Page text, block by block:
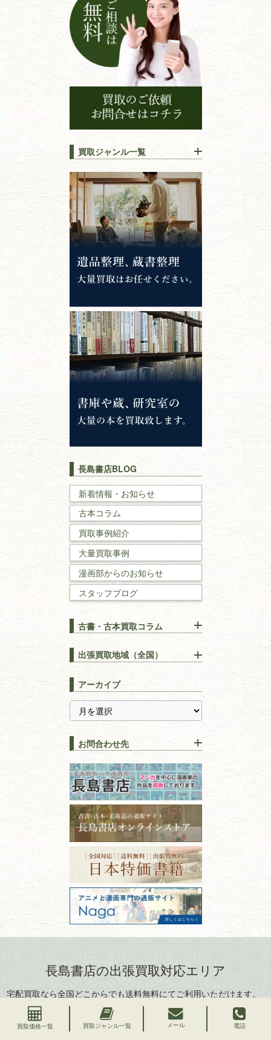
買取価格一覧 買取ジャンル一覧 メール 電話
買取ジャンル一覧
江戸時代の書物
唐本・漢籍・
中国書物・朝鮮本
錦絵・浮世絵・版画・刷り物
専門書・ 学術書
哲学書・思想書
心理学・倫理学
仏教書
神道・神社仏閣
イスラム教
キリスト教
世界史・
戦記・戦史
国文学・
理工書
数学書・物理学書
建築書
漢方・鍼灸・東洋医学
易学・占い
スピリチュアル・
全集・
趣味・教養
書道
拓本・法帖・碑帖
篆刻・印譜
書道具
美術書・アート本・
デザイン本
カメラ・撮影術
版画・リトグラフ・
刀剣・鎧・甲冑
武道書・武術書
近代文学・ 小説・限定本
長島書店BLOG
新着情報・お知らせ
古本コラム
買取事例紹介
大量買取事例
漫画部からのお知らせ
スタッフブログ
古書・古本買取コラム
【出張買取】古本の大量買取
りOK！効率的に売る方法
宅配買取は古本を送るだけ！
長島書店の便利な買取サービ
ス
【持ち込み買取】店頭で簡単
に古本を売るメリットとは？
上手な売り方のコツを解説
因！適切な管理で長持ちさせ
るコツ
古本は汚れていると買取でき
ない？適切な保管方法とクリ
ーニング！
ISBNコードとは？書籍の識別
番号の意味と役割を解説
価値ある古書を売るポイント
と注意点
出張買取地域（全国）
千葉県
神奈川県
静岡県
山梨県
新潟県
長野県
愛知県
石川県
福井県
福島県
富山県
青森県
岩手県
宮城県
秋田県
山形県
岐阜県
三重県
滋賀県
京都府
大阪府
兵庫県
奈良県
島根県
岡山県
徳島県
香川県
愛媛県
高知県
アーカイブ
お問合わせ先
古本買取専門店 長島書店
フリーダイヤル：0120-414-548
電話：03-3512-8115
FAX：03-3512-8116
古物商許可：東京都公安委員会 第
301028901712号
古物商名称：有限会社長島書店
長島書店の出張買取対応エリア
宅配買取なら全国どこからでも送料無料にてご利用いただけます。
出張買取は出張費無料でお伺いいたします。対象かどうかはお気軽
お問い合わせ ください。